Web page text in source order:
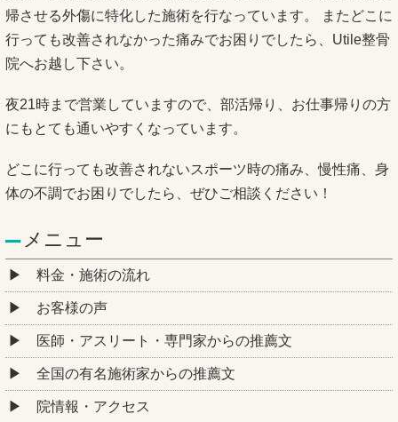
帰させる外傷に特化した施術を行なっています。 またどこに
行っても改善されなかった痛みでお困りでしたら、Utile整骨
院へお越し下さい。
夜21時まで営業していますので、部活帰り、お仕事帰りの方
にもとても通いやすくなっています。
どこに行っても改善されないスポーツ時の痛み、慢性痛、身
体の不調でお困りでしたら、ぜひご相談ください！
メニュー
料金・施術の流れ
お客様の声
医師・アスリート・専門家からの推薦文
全国の有名施術家からの推薦文
院情報・アクセス